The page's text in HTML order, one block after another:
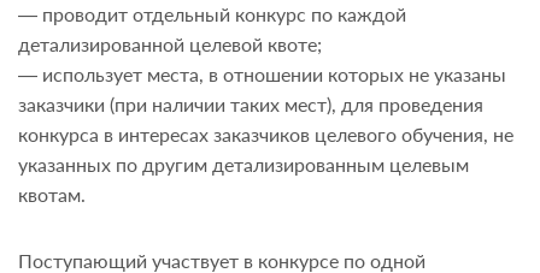
— проводит отдельный конкурс по каждой
детализированной целевой квоте;
— использует места, в отношении которых не указаны
заказчики (при наличии таких мест), для проведения
конкурса в интересах заказчиков целевого обучения, не
указанных по другим детализированным целевым
квотам.
Поступающий участвует в конкурсе по одной